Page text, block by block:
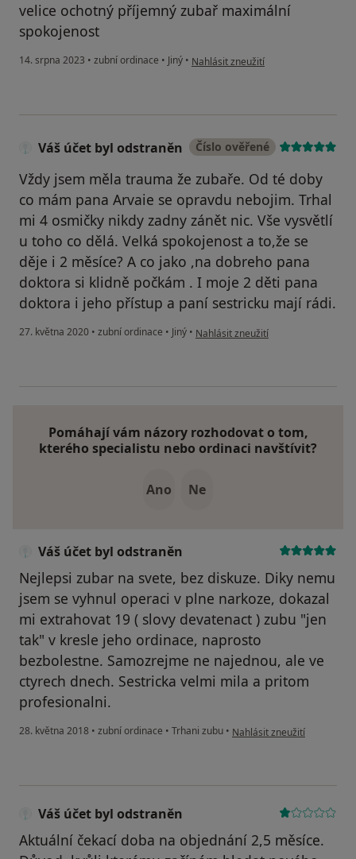
velice ochotný příjemný zubař maximální
spokojenost
14. srpna 2023 • zubní ordinace • Jiný • podle názoru uživatele Radimos
Nahlásit zneužití
Váš účet byl odstraněn Číslo ověřené
Vždy jsem měla trauma že zubaře. Od té doby
co mám pana Arvaie se opravdu nebojim. Trhal
mi 4 osmičky nikdy zadny zánět nic. Vše vysvětlí
u toho co dělá. Velká spokojenost a to,že se
děje i 2 měsíce? A co jako ,na dobreho pana
doktora si klidně počkám . I moje 2 děti pana
doktora i jeho přístup a paní sestricku mají rádi.
27. května 2020 • zubní ordinace • Jiný • podle názoru uživatele Váš účet byl
Nahlásit zneužití
Pomáhají vám názory rozhodovat o tom,
kterého specialistu nebo ordinaci navštívit?
Ano Ne
Váš účet byl odstraněn
Nejlepsi zubar na svete, bez diskuze. Diky nemu
jsem se vyhnul operaci v plne narkoze, dokazal
mi extrahovat 19 ( slovy devatenact ) zubu "jen
tak" v kresle jeho ordinace, naprosto
bezbolestne. Samozrejme ne najednou, ale ve
ctyrech dnech. Sestricka velmi mila a pritom
profesionalni.
28. května 2018 • zubní ordinace • Trhani zubu • podle názoru uživatele Váš
Nahlásit zneužití
Váš účet byl odstraněn
Aktuální čekací doba na objednání 2,5 měsíce.